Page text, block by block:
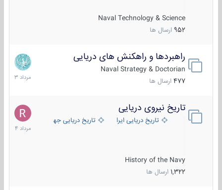
Naval Technology & Science
952 ارسال ها
راهبردها و راهکنش های دریایی
Naval Strategy & Doctorian
477 ارسال ها
2
مرداد
1403
تاریخ نیروی دریایی
تاریخ دریایی ایران تاریخ دریایی جهان
History of the Navy
1,322 ارسال ها
16
مرداد
1404